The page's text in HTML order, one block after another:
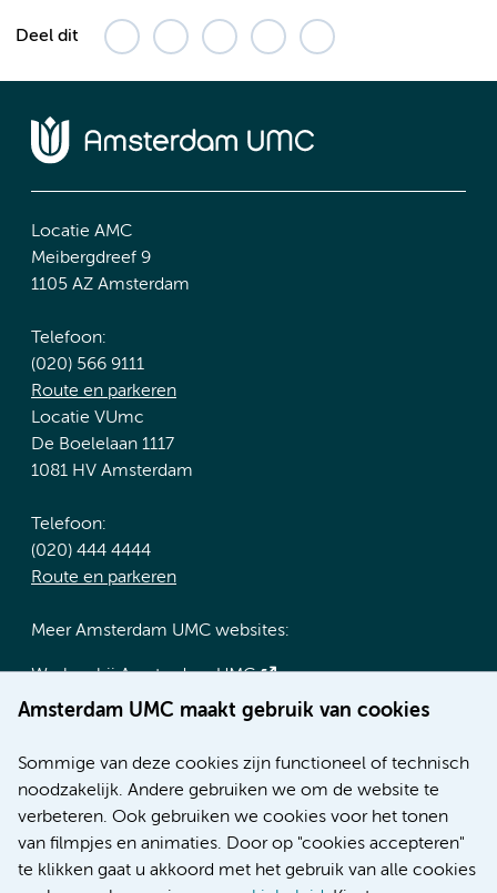
Deel dit
Amsterdam UMC maakt gebruik van cookies
Sommige van deze cookies zijn functioneel of technisch
noodzakelijk. Andere gebruiken we om de website te
verbeteren. Ook gebruiken we cookies voor het tonen
van filmpjes en animaties. Door op "cookies accepteren"
te klikken gaat u akkoord met het gebruik van alle cookies
Locatie AMC
Meibergdreef 9
1105 AZ Amsterdam
Telefoon:
(020) 566 9111
Route en parkeren
Locatie VUmc
De Boelelaan 1117
1081 HV Amsterdam
Telefoon:
(020) 444 4444
Route en parkeren
Meer Amsterdam UMC websites:
Werken bij Amsterdam UMC
Over Amsterdam UMC
Research
Educatie locatie AMC
Educatie locatie VUmc